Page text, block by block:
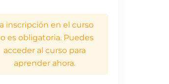
inscripción en el curso
es obligatoria. Puedes
acceder al curso para
aprender ahora.